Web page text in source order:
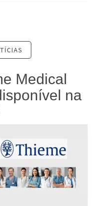
Medical
na